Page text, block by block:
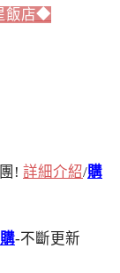
飯店◆
! 詳細介紹/購
-不斷更新